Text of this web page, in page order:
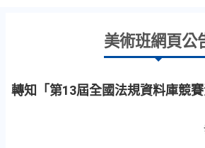
美術班網頁公
轉知「第13屆全國法規資料庫競